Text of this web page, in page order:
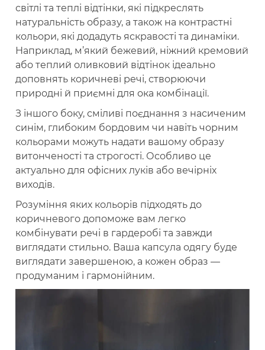
світлі та теплі відтінки, які підкреслять
натуральність образу, а також на контрастні
кольори, які додадуть яскравості та динаміки.
Наприклад, м’який бежевий, ніжний кремовий
або теплий оливковий відтінок ідеально
доповнять коричневі речі, створюючи
природні й приємні для ока комбінації.
З іншого боку, сміливі поєднання з насиченим
синім, глибоким бордовим чи навіть чорним
кольорами можуть надати вашому образу
витонченості та строгості. Особливо це
актуально для офісних луків або вечірніх
виходів.
Розуміння яких кольорів підходять до
коричневого допоможе вам легко
комбінувати речі в гардеробі та завжди
виглядати стильно. Ваша капсула одягу буде
виглядати завершеною, а кожен образ —
продуманим і гармонійним.